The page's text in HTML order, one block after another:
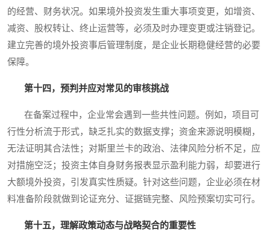
的经营、财务状况。如果境外投资发生重大事项变更，如增资、
减资、股权转让、终止运营等，必须及时办理变更或注销登记。
建立完善的境外投资事后管理制度，是企业长期稳健经营的必要
保障。
第十四，预判并应对常见的审核挑战
在备案过程中，企业常会遇到一些共性问题。例如，项目可
行性分析流于形式，缺乏扎实的数据支撑；资金来源说明模糊，
无法证明其合法性；对斯里兰卡的政治、法律风险分析不足，应
对措施空泛；投资主体自身财务报表显示盈利能力弱，却要进行
大额境外投资，引发真实性质疑。针对这些问题，企业必须在材
料准备阶段就做到论证充分、证据链完整、风险预案切实可行。
第十五，理解政策动态与战略契合的重要性